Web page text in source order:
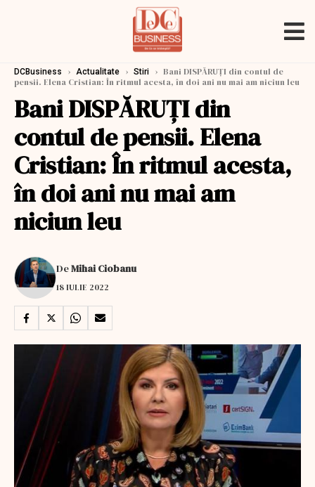
DCBusiness › Actualitate › Stiri › Bani DISPĂRUŢI din contul de
pensii. Elena Cristian: În ritmul acesta, în doi ani nu mai am niciun leu
Bani DISPĂRUŢI din
contul de pensii. Elena
Cristian: În ritmul acesta,
în doi ani nu mai am
niciun leu
DeMihai Ciobanu
18 IULIE 2022